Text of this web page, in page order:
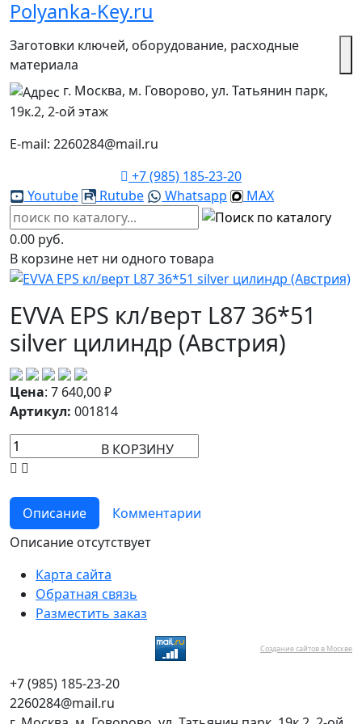
Polyanka-Key.ru
Заготовки ключей, оборудование, расходные
материала
г. Москва, м. Говорово, ул. Татьянин парк,
19к.2, 2-ой этаж
E-mail: 2260284@mail.ru
+7 (985) 185-23-20
Youtube
Rutube Whatsapp MAX
0.00 руб.
В корзине нет ни одного товара
EVVA EPS кл/верт L87 36*51
silver цилиндр (Австрия)
Цена: 7 640,00₽
Артикул: 001814
В КОРЗИНУ
Описание
Комментарии
Описание отсутствует
Карта сайта
Обратная связь
Разместить заказ
Создание сайтов в Москве
+7 (985) 185-23-20
2260284@mail.ru